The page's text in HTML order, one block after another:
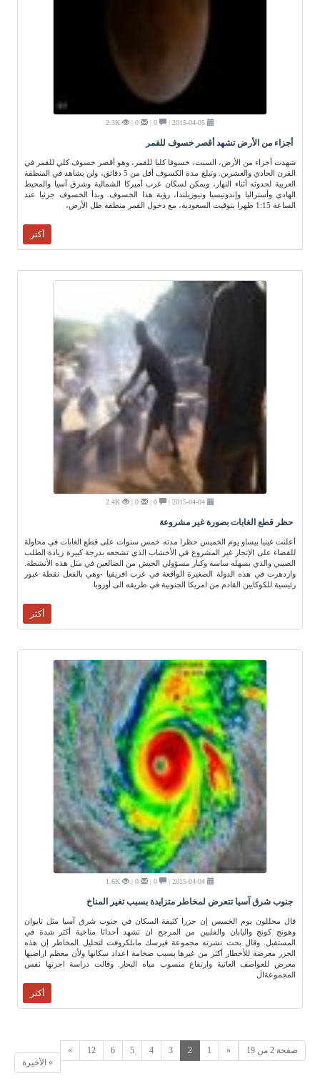
2.3K
أجزاء من الأرض تشهد أقصر خسوف للقمر
شهدت أجزاء من الأرض، السبت، خسوفا كليا للقمر، وهو أقصر خسوف كلي للقمر في
القرن الحادي والعشرين. وتبلغ مدة الكسوف أقل من 5 دقائق، ولن يشاهد في المنطقة
العربية لحدوثه أثناء النهار، ويمكن لسكان غرب أميركا الشمالية وشرق آسيا والمحيط
الهادي وأستراليا وإندونيسيا ونيوزيلندا، رؤية هذا الخسوف. وبدأ الخسوف جزئيا عند
الساعة 1:15 ظهرا بتوقيت السعودية، مع دخول القمر منطقة ظل الأرض،
أكثر
2.4K
حظر قطع الغابات بصورة غير مشروعة
أعلنت غينيا بيساو يوم الخميس حظرا مدته خمس سنوات على قطع الغابات في محاولة
للقضاء على الإتجار غير المشروع في الأخشاب الذي تشجعه بدرجة كبيرة زيادة الطلب
الصيني والذي يسهله ساسة وكبار مسؤولي الجيش من الضالعين في مثل هذه الأنشطة.
وازدهرت في هذه الدولة الصغيرة الواقعة في غرب افريقيا -وهي بالفعل نقطة عبور
رئيسية للكوكايين القادم من امريكا الجنوبية في طريقه الى أوروبا
أكثر
1.6K
جنوب شرق آسيا تتعرض لمخاطر متزايدة بسبب تغير المناخ
قال محللون يوم الخميس إن جزرا كثيفة السكان في جنوب شرق آسيا مثل تايوان
وهونج كونج واليابان والفلبين من المرجح ان تشهد أحداثا مناخية أكثر شدة في
المستقبل. وقال بحث نشرته مجموعة فيرسك مابلكروفت لتحليل المخاطر إن هذه
الجزر معرضة للأخطار أكثر من غيرها بسبب ضخامة اعداد سكانها ولأن معظم اراضيها
معرض للعواصف العاتية وارتفاع منسوب مياه البحار. وقالت دراسة اجرتها نفس
المجموعةال
أكثر
صفحة 2 من 19 «
1
2
3
4
5
6
12
»
» الأخيرة